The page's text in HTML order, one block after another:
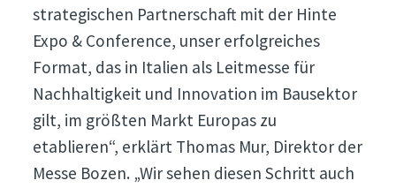
strategischen Partnerschaft mit der Hinte
Expo & Conference, unser erfolgreiches
Format, das in Italien als Leitmesse für
Nachhaltigkeit und Innovation im Bausektor
gilt, im größten Markt Europas zu
etablieren“, erklärt Thomas Mur, Direktor der
Messe Bozen. „Wir sehen diesen Schritt auch